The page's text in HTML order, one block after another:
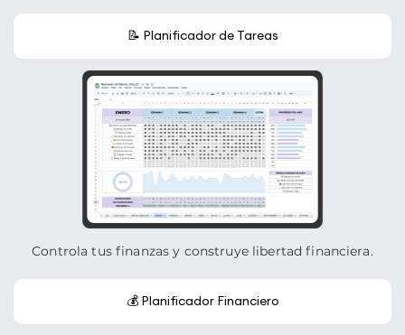
📝 Planificador de Tareas
Controla tus finanzas y construye libertad financiera.
💰 Planificador Financiero